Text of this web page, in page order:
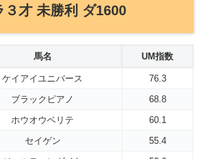
３才 未勝利 ダ1600
馬名 UM指数
ケイアイユニバース
76.3
ブラックピアノ
68.8
ホウオウベリテ
60.1
セイゲン
55.4